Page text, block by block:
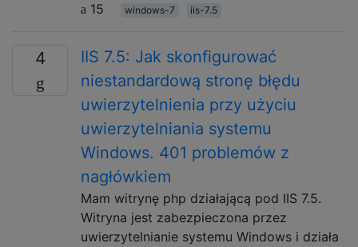
15
windows-7 iis-7.5
4
IIS 7.5: Jak skonfigurować
niestandardową stronę błędu
uwierzytelnienia przy użyciu
uwierzytelniania systemu
Windows. 401 problemów z
nagłówkiem
Mam witrynę php działającą pod IIS 7.5.
Witryna jest zabezpieczona przez
uwierzytelnianie systemu Windows i działa